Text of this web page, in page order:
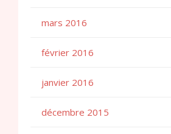
mars 2016
février 2016
janvier 2016
décembre 2015